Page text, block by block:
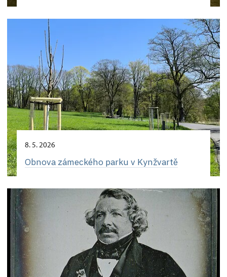
8. 5. 2026
Obnova zámeckého parku v Kynžvartě